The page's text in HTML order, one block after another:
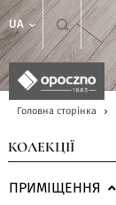
UA
Головна сторінка
КОЛЕКЦІЇ
ПРИМІЩЕННЯ